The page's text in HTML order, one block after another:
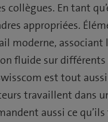
collègues. En tant
appropriées.
moderne,
fluide sur différents
est tout
travaillent dans
aussi ce